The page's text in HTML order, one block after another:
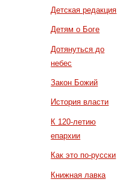
Детская редакция
Детям о Боге
Дотянуться до
небес
Закон Божий
История власти
К 120-летию
епархии
Как это по-русски
Книжная лавка